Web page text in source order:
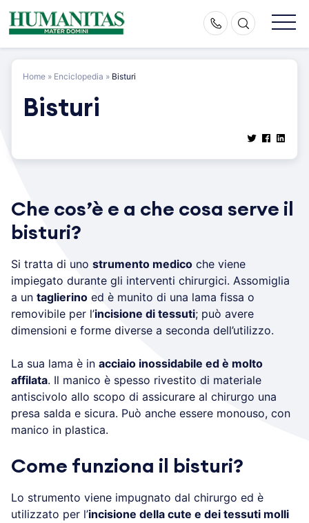
Skip
to
Home » Enciclopedia » Bisturi
Bisturi
Che cos’è e a che cosa serve il
bisturi?
Si tratta di uno strumento medico che viene
impiegato durante gli interventi chirurgici. Assomiglia
a un taglierino ed è munito di una lama fissa o
removibile per l’incisione di tessuti; può avere
dimensioni e forme diverse a seconda dell’utilizzo.
La sua lama è in acciaio inossidabile ed è molto
affilata. Il manico è spesso rivestito di materiale
antiscivolo allo scopo di assicurare al chirurgo una
presa salda e sicura. Può anche essere monouso, con
manico in plastica.
Come funziona il bisturi?
Lo strumento viene impugnato dal chirurgo ed è
utilizzato per l’incisione della cute e dei tessuti molli